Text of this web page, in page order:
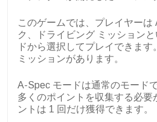
このゲームでは、プレイヤーは
ク、ドライビング ミッション
ドから選択してプレイできま
ミッションがあります。
A-Spec モードは通常のモード
多くのポイントを収集する必要
ントは 1 回だけ獲得できます。